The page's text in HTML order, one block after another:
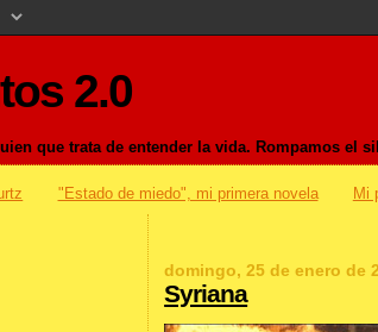
2.0
que trata de entender la vida. Rompamos el
"Estado de miedo", mi primera novela Mi
domingo, 25 de enero de
Syriana